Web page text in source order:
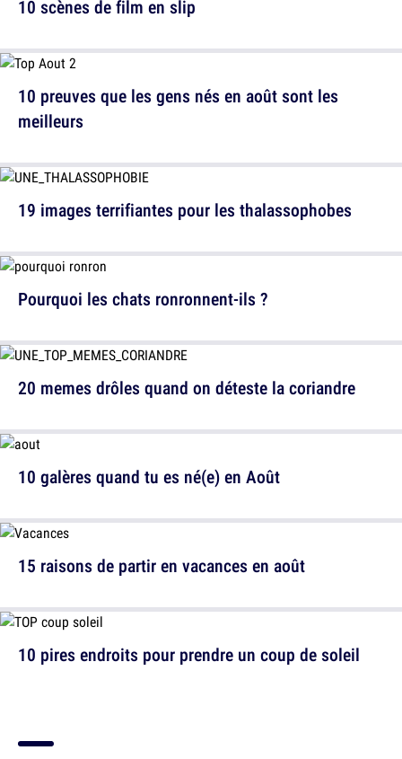
10 scènes de film en slip
19 images terrifiantes pour les thalassophobes
20 memes drôles quand on déteste la coriandre
15 raisons de partir en vacances en août
10 preuves que les gens nés en août sont les
meilleurs
Pourquoi les chats ronronnent-ils ?
10 galères quand tu es né(e) en Août
10 pires endroits pour prendre un coup de soleil